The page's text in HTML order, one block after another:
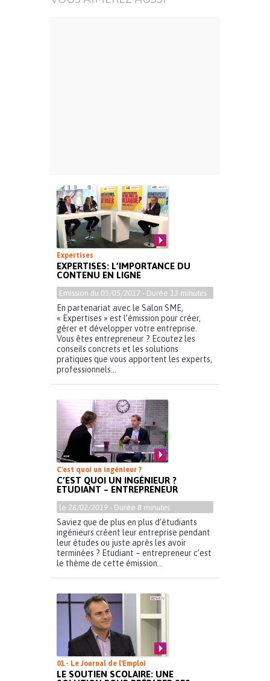
Expertises
EXPERTISES: L’IMPORTANCE DU
CONTENU EN LIGNE
Emission du 03/05/2017 - Durée 13 minutes
En partenariat avec le Salon SME,
« Expertises » est l’émission pour créer,
gérer et développer votre entreprise.
Vous êtes entrepreneur ? Ecoutez les
conseils concrets et les solutions
pratiques que vous apportent les experts,
professionnels...
C'est quoi un ingénieur ?
C’EST QUOI UN INGÉNIEUR ?
ETUDIANT – ENTREPRENEUR
le 26/02/2019 - Durée 8 minutes
Saviez que de plus en plus d’étudiants
ingénieurs créent leur entreprise pendant
leur études ou juste après les avoir
terminées ? Etudiant – entrepreneur c’est
le thème de cette émission...
01 - Le Journal de l'Emploi
LE SOUTIEN SCOLAIRE: UNE